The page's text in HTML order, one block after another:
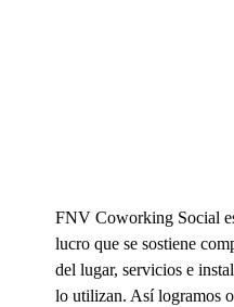
FNV Coworking Social
lucro que se sostiene
del lugar, servicios e
lo utilizan. Así logramos